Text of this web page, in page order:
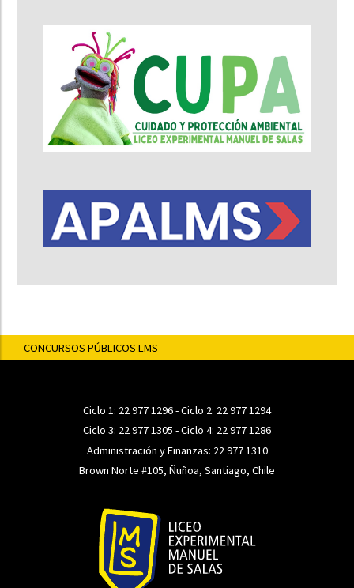
CONCURSOS PÚBLICOS LMS
Ciclo 1: 22 977 1296- Ciclo 2: 22 977 1294
Ciclo 3: 22 977 1305 - Ciclo 4: 22 977 1286
Administración y Finanzas: 22 977 1310
Brown Norte #105, Ñuñoa, Santiago, Chile